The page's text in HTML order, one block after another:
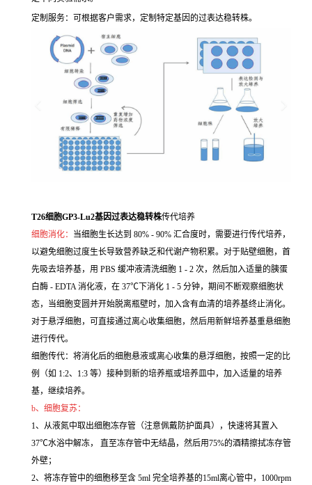
定制服务：可根据客户需求，定制特定基因的过表达稳转株。
T26细胞GP3-Lu2基因过表达稳转株传代培养
细胞消化： 当细胞生长达到 80% - 90% 汇合度时，需要进行传代培养，
以避免细胞过度生长导致营养缺乏和代谢产物积累。对于贴壁细胞，首
先吸去培养基，用 PBS 缓冲液清洗细胞 1 - 2 次，然后加入适量的胰蛋
白酶 - EDTA 消化液，在 37℃下消化 1 - 5 分钟，期间不断观察细胞状
态，当细胞变圆并开始脱离瓶壁时，加入含有血清的培养基终止消化。
对于悬浮细胞，可直接通过离心收集细胞，然后用新鲜培养基重悬细胞
进行传代。
细胞传代：将消化后的细胞悬液或离心收集的悬浮细胞，按照一定的比
例（如 1:2、1:3 等）接种到新的培养瓶或培养皿中，加入适量的培养
基，继续培养。
b、细胞复苏：
1、从液氮中取出细胞冻存管（注意佩戴防护面具），快速将其置入
37℃水浴中解冻， 直至冻存管中无结晶，然后用75%的酒精擦拭冻存管
外壁；
2、将冻存管中的细胞移至含 5ml 完全培养基的15ml离心管中，1000rpm